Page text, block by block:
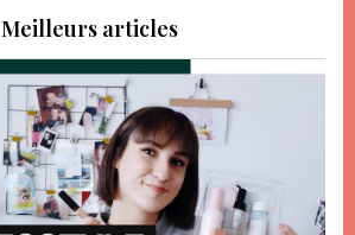
Meilleurs articles